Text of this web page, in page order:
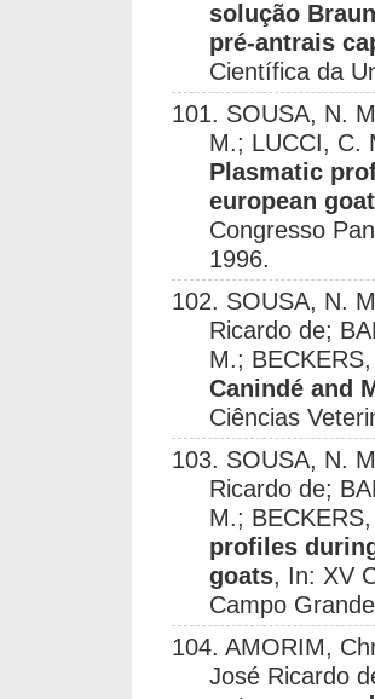
solução
pré-antrais
Científica da
101. SOUSA, N.
M.; LUCCI, C.
Plasmatic
european
Congresso
1996.
102. SOUSA, N.
Ricardo de;
M.;
Canindé and
Ciências
103. SOUSA, N.
Ricardo de;
M.;
profiles
goats, In: XV
Campo
104. AMORIM,
José Ricardo